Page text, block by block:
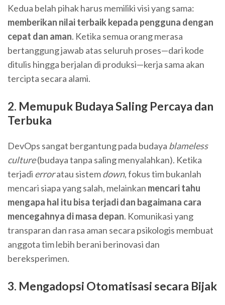
Kedua belah pihak harus memiliki visi yang sama:
memberikan nilai terbaik kepada pengguna dengan
cepat dan aman. Ketika semua orang merasa
bertanggung jawab atas seluruh proses—dari kode
ditulis hingga berjalan di produksi—kerja sama akan
tercipta secara alami.
2. Memupuk Budaya Saling Percaya dan
Terbuka
DevOps sangat bergantung pada budaya blameless
culture(budaya tanpa saling menyalahkan). Ketika
terjadi erroratau sistemdown, fokus tim bukanlah
mencari siapa yang salah, melainkan mencari tahu
mengapa hal itu bisa terjadi dan bagaimana cara
mencegahnya di masa depan. Komunikasi yang
transparan dan rasa aman secara psikologis membuat
anggota tim lebih berani berinovasi dan
bereksperimen.
3. Mengadopsi Otomatisasi secara Bijak